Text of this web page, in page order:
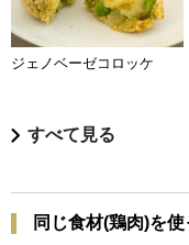
ジェノベーゼコロッケ
すべて見る
同じ食材(鶏肉)を